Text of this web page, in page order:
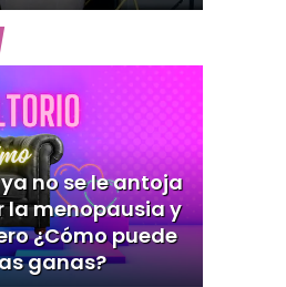
no se le antoja
la menopausia y
¿Cómo puede
ganas?